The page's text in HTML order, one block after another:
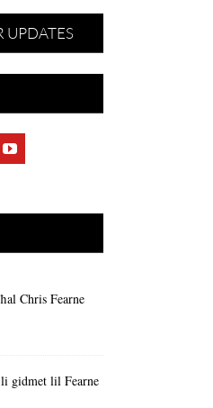
UPDATES
Chris Fearne
gidmet lil Fearne